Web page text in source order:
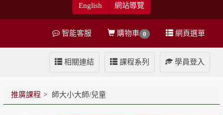
English 網站導覽
網頁選單
購物車 0
智能客服
學員登入
課程系列
相關連結
推廣課程 師大小大師/兒童